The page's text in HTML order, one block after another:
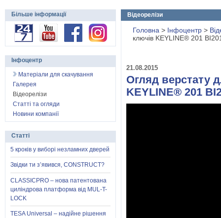
Відеорелізи
Головна > Інфоцентр >
ключів KEYLINE® 201
21.08.2015
Огляд верстату
KEYLINE® 201
Більше інформації
Інфоцентр
Матеріали для скачування
Галерея
Відеорелізи
Статті та огляди
Новини компанії
Статті
5 кроків у виборі незламних дверей
Звідки ти з’явився, CONSTRUCT?
CLASSICPRO – нова патентована
циліндрова платформа від MUL-T-
LOCK
TESA Universal – надійне рішення